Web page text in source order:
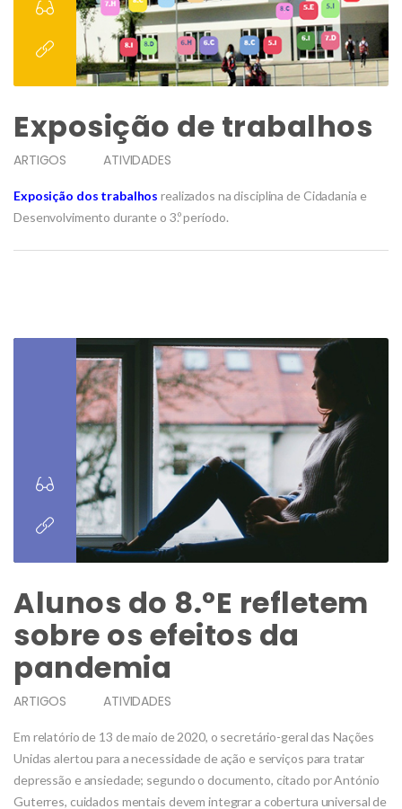
Exposição de trabalhos
ARTIGOS ATIVIDADES
Exposição dos trabalhos realizados na disciplina de Cidadania e
Desenvolvimento durante o 3.º período.
Alunos do 8.ºE refletem
sobre os efeitos da
pandemia
ARTIGOS ATIVIDADES
Em relatório de 13 de maio de 2020, o secretário-geral das Nações
Unidas alertou para a necessidade de ação e serviços para tratar
depressão e ansiedade; segundo o documento, citado por António
Guterres, cuidados mentais devem integrar a cobertura universal de